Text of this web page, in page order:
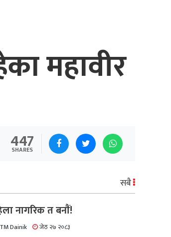
महावीर
447
SHARES
सबै
नागरिक त बनाैं!
Dainik जेठ २७ २०८३